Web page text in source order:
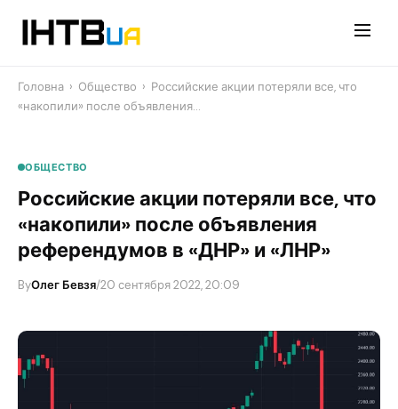
Головна › Общество › Российские акции потеряли все, что
«накопили» после объявления…
ОБЩЕСТВО
Российские акции потеряли все, что
«накопили» после объявления
референдумов в «ДНР» и «ЛНР»
ByОлег Бевзя/20 сентября 2022, 20:09